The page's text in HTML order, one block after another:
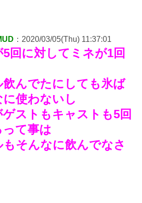
：2020/03/05(Thu) 11:37:01
回に対してミネが1回
んでたにしても氷ば
使わないし
ゲストもキャストも5回
て事は
そんなに飲んでなさ